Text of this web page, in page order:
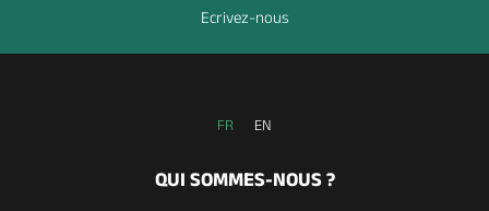
Ecrivez-nous
FR EN
QUI SOMMES-NOUS ?